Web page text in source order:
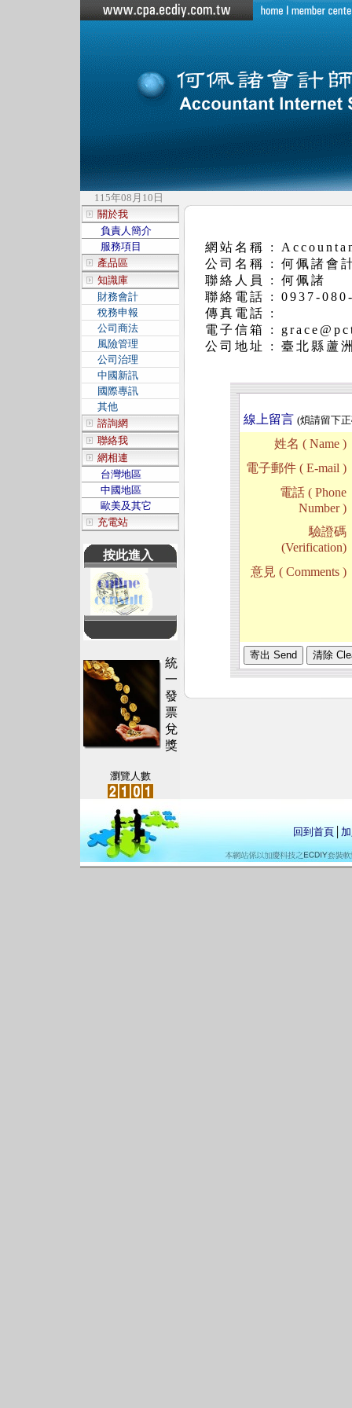
115年08月10日
關於我
負責人簡介
服務項目
產品區
知識庫
財務會計
稅務申報
公司商法
風險管理
公司治理
中國新訊
國際專訊
其他
諮詢網
聯絡我
網相連
台灣地區
中國地區
歐美及其它
充電站
按此進入
統
一
發
票
兌
獎
瀏覽人數
網站名稱 :
公司名稱 : 何佩諸會
聯絡人員 : 何佩諸
聯絡電話 : 0937-
傳真電話 :
電子信箱 :
公司地址 : 臺北縣蘆
線上留言 (煩請留下
姓名 ( Name )
電子郵件 ( E-mail )
電話 ( Phone
Number )
驗證碼
(Verification)
意見 ( Comments )
回到首頁│